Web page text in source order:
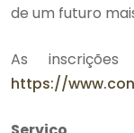
de um futuro
As
https://